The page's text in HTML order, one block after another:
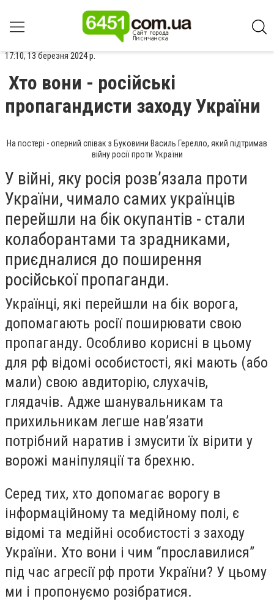
17:10, 13 березня 2024 р.
Хто вони - російські
пропагандисти заходу України
На постері - оперний співак з Буковини Василь Герелло, який підтримав
війну росії проти України
У війні, яку росія розвʼязала проти
України, чимало самих українців
перейшли на бік окупантів - стали
колаборантами та зрадниками,
приєдналися до поширення
російської пропаганди.
Українці, які перейшли на бік ворога,
допомагають росії поширювати свою
пропаганду. Особливо корисні в цьому
для рф відомі особистості, які мають (або
мали) свою авдиторію, слухачів,
глядачів. Адже шанувальникам та
прихильникам легше навʼязати
потрібний наратив і змусити їх вірити у
ворожі маніпуляції та брехню.
Серед тих, хто допомагає ворогу в
інформаційному та медійному полі, є
відомі та медійні особистості з заходу
України. Хто вони і чим “прославилися”
під час агресії рф проти України? У цьому
ми і пропонуємо розібратися.